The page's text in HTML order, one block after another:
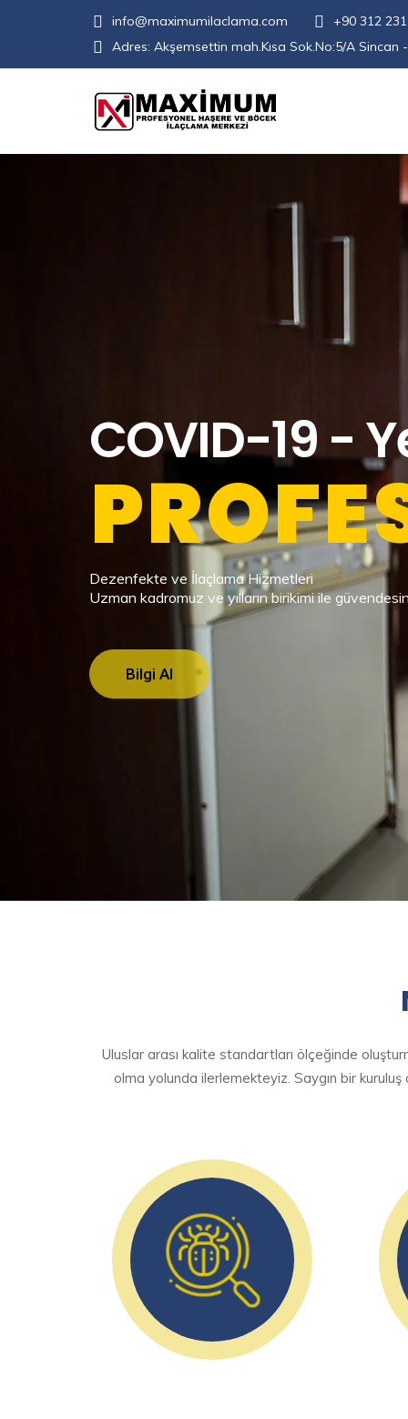
info@maximumilaclama.com
+90 312
Adres: Akşemsettin mah.Kısa Sok.No:5/A Sincan
Uluslar arası kalite standartları ölçeğinde
olma yolunda ilerlemekteyiz. Saygın bir